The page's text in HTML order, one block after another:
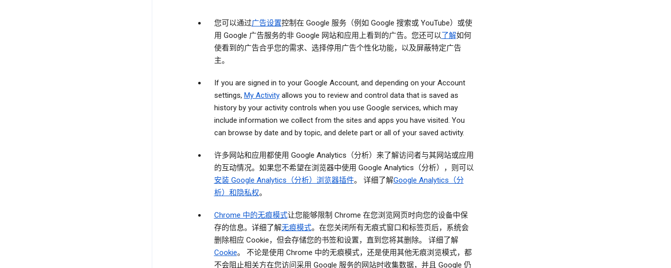
您可以通过广告设置控制在 Google 服务（例如 Google 搜索或 YouTube）或使
用 Google 广告服务的非 Google 网站和应用上看到的广告。您还可以了解如何
使看到的广告合乎您的需求、选择停用广告个性化功能，以及屏蔽特定广告
主。
If you are signed in to your Google Account, and depending on your Account
settings, My Activityallows you to review and control data that is saved as
history by your activity controls when you use Google services, which may
include information we collect from the sites and apps you have visited. You
can browse by date and by topic, and delete part or all of your saved activity.
许多网站和应用都使用 Google Analytics（分析）来了解访问者与其网站或应用
的互动情况。如果您不希望在浏览器中使用 Google Analytics（分析），则可以
安装 Google Analytics（分析）浏览器插件。 详细了解Google Analytics（分
析）和隐私权。
Chrome 中的无痕模式让您能够限制 Chrome 在您浏览网页时向您的设备中保
存的信息。详细了解无痕模式。在您关闭所有无痕式窗口和标签页后，系统会
删除相应 Cookie，但会存储您的书签和设置，直到您将其删除。 详细了解
Cookie。 不论是使用 Chrome 中的无痕模式，还是使用其他无痕浏览模式，都
不会阻止相关方在您访问采用 Google 服务的网站时收集数据，并且 Google 仍